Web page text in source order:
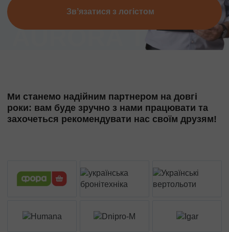
Звʼязатися з логістом
Ми станемо надійним партнером на довгі
роки: вам буде зручно з нами працювати та
захочеться рекомендувати нас своїм друзям!